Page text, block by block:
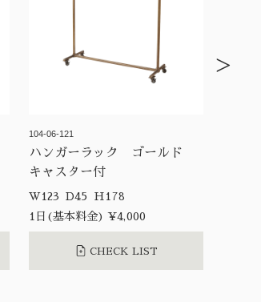
104-06-121
ハンガーラック ゴールド
キャスター付
W123 D45 H178
1日(基本料金) ¥4,000
CHECK LIST
>